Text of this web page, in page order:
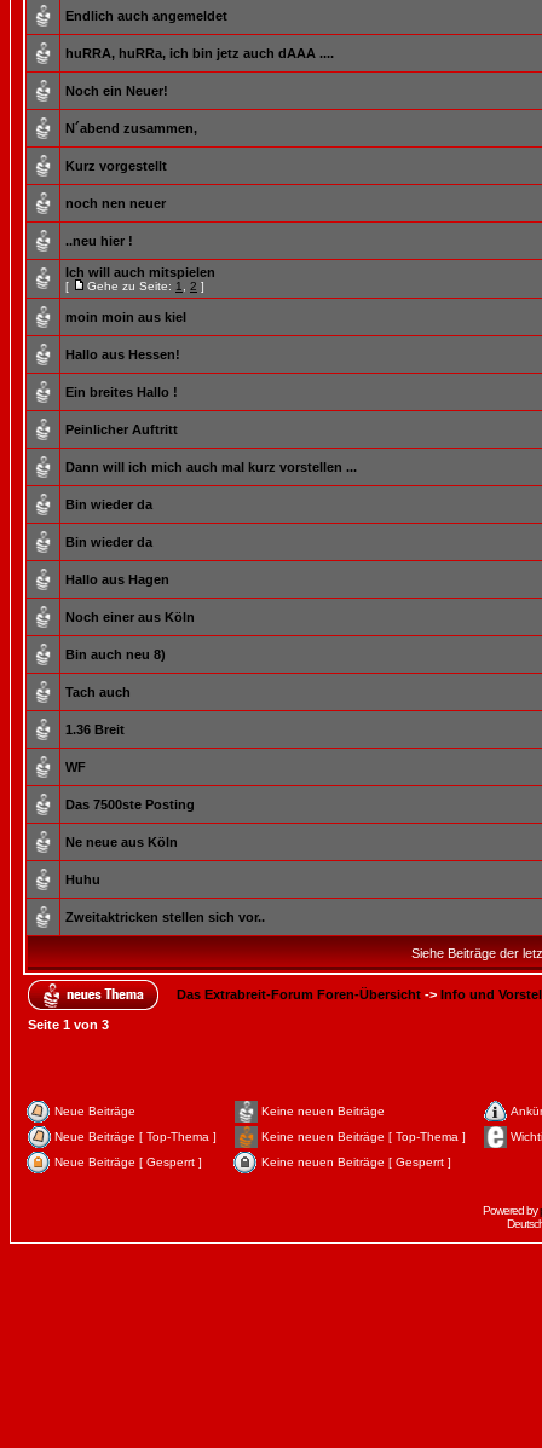
Endlich auch angemeldet
huRRA, huRRa, ich bin jetz auch dAAA ....
Noch ein Neuer!
N´abend zusammen,
Kurz vorgestellt
noch nen neuer
..neu hier !
Ich will auch mitspielen
[ Gehe zu Seite: 1 2 ]
moin moin aus kiel
Hallo aus Hessen!
Ein breites Hallo !
Peinlicher Auftritt
Dann will ich mich auch mal kurz vorstellen ...
Bin wieder da
Bin wieder da
Hallo aus Hagen
Noch einer aus Köln
Bin auch neu 8)
Tach auch
1.36 Breit
WF
Das 7500ste Posting
Ne neue aus Köln
Huhu
Zweitaktricken stellen sich vor..
Siehe Beiträge der
Das Extrabreit-Forum Foren-Übersicht -> Info und
Seite 1 von 3
Neue Beiträge Keine neuen Beiträge
Neue Beiträge [ Top-Thema ]
Keine neuen Beiträge [ Top-Thema ]
Neue Beiträge [ Gesperrt ]
Keine neuen Beiträge [ Gesperrt ]
Powered by